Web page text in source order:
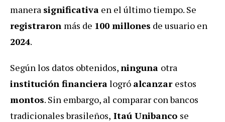
manera significativa en el último tiempo. Se
registraron más de 100 millones de usuario en
2024.
Según los datos obtenidos,ninguna otra
institución financiera logró alcanzar estos
montos. Sin embargo, al comparar con bancos
tradicionales brasileños, Itaú Unibanco se